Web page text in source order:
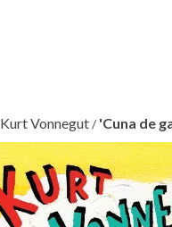
Kurt Vonnegut/ 'Cuna de